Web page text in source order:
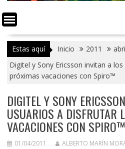
Estas aquí Inicio 2011
Digitel y Sony Ericsson invitan a
próximas vacaciones con Spiro™
DIGITEL Y SONY
USUARIOS A DISFRUTAR
VACACIONES CON SPIRO™
01/04/2011 ALBERTO MARÍN